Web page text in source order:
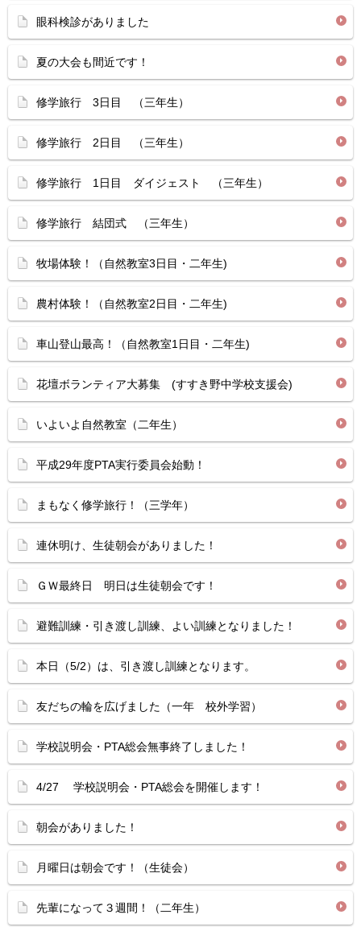
眼科検診がありました
夏の大会も間近です！
修学旅行 3日目 （三年生）
修学旅行 2日目 （三年生）
修学旅行 1日目 ダイジェスト （三年生）
修学旅行 結団式 （三年生）
牧場体験！（自然教室3日目・二年生)
農村体験！（自然教室2日目・二年生)
車山登山最高！（自然教室1日目・二年生)
花壇ボランティア大募集 (すすき野中学校支援会)
いよいよ自然教室（二年生）
平成29年度PTA実行委員会始動！
まもなく修学旅行！（三学年）
連休明け、生徒朝会がありました！
ＧＷ最終日 明日は生徒朝会です！
避難訓練・引き渡し訓練、よい訓練となりました！
本日（5/2）は、引き渡し訓練となります。
友だちの輪を広げました（一年 校外学習）
学校説明会・PTA総会無事終了しました！
4/27 学校説明会・PTA総会を開催します！
朝会がありました！
月曜日は朝会です！（生徒会）
先輩になって３週間！（二年生）